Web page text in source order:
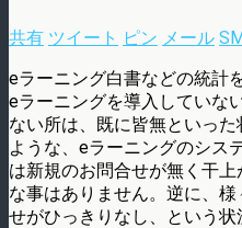
共有 ツイート ピン メール
eラーニング白書などの統計
eラーニングを導入していな
ない所は、既に皆無といっ
ような、eラーニングのシス
は新規のお問合せが無く干
な事はありません。逆に、
せがひっきりなし、という状